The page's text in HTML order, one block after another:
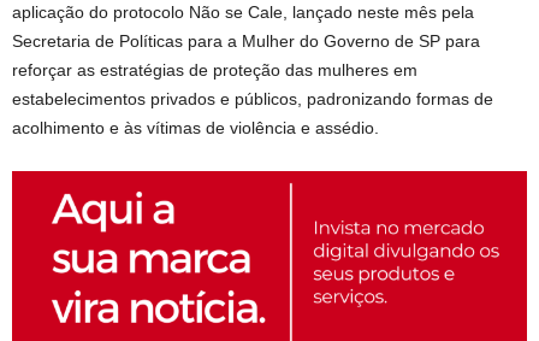
aplicação do protocolo Não se Cale, lançado neste mês pela
Secretaria de Políticas para a Mulher do Governo de SP para
reforçar as estratégias de proteção das mulheres em
estabelecimentos privados e públicos, padronizando formas de
acolhimento e às vítimas de violência e assédio.